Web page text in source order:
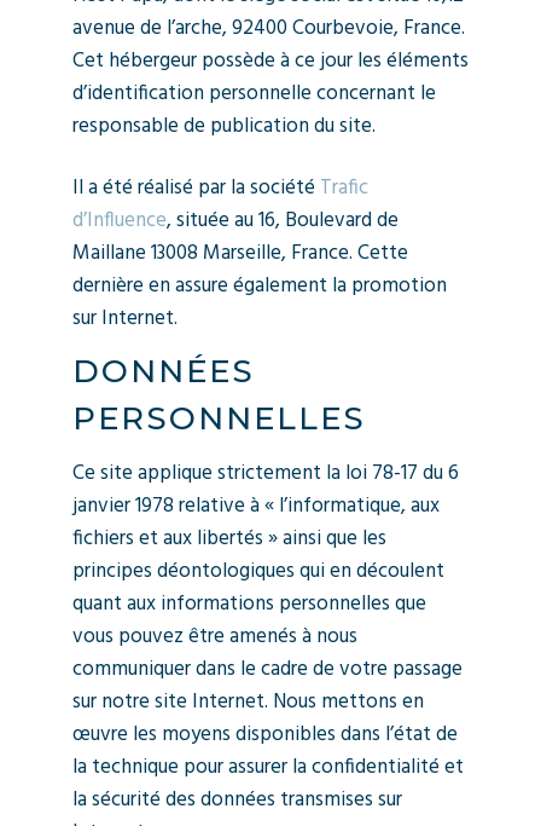
avenue de l’arche, 92400 Courbevoie, France.
Cet hébergeur possède à ce jour les éléments
d’identification personnelle concernant le
responsable de publication du site.
Il a été réalisé par la société Trafic
d’Influence, située au 16, Boulevard de
Maillane 13008 Marseille, France. Cette
dernière en assure également la promotion
sur Internet.
DONNÉES
PERSONNELLES
Ce site applique strictement la loi 78-17 du 6
janvier 1978 relative à « l’informatique, aux
fichiers et aux libertés » ainsi que les
principes déontologiques qui en découlent
quant aux informations personnelles que
vous pouvez être amenés à nous
communiquer dans le cadre de votre passage
sur notre site Internet. Nous mettons en
œuvre les moyens disponibles dans l’état de
la technique pour assurer la confidentialité et
la sécurité des données transmises sur